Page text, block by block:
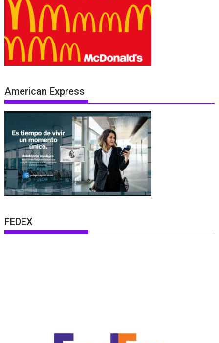
American Express
FEDEX